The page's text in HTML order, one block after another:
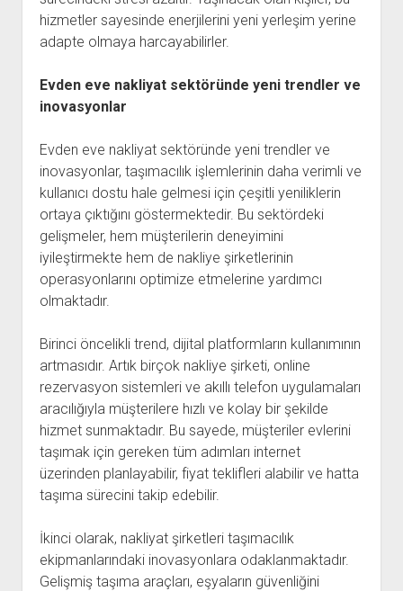
hizmetler sayesinde enerjilerini yeni yerleşim yerine
adapte olmaya harcayabilirler.
Evden eve nakliyat sektöründe yeni trendler ve
inovasyonlar
Evden eve nakliyat sektöründe yeni trendler ve
inovasyonlar, taşımacılık işlemlerinin daha verimli ve
kullanıcı dostu hale gelmesi için çeşitli yeniliklerin
ortaya çıktığını göstermektedir. Bu sektördeki
gelişmeler, hem müşterilerin deneyimini
iyileştirmekte hem de nakliye şirketlerinin
operasyonlarını optimize etmelerine yardımcı
olmaktadır.
Birinci öncelikli trend, dijital platformların kullanımının
artmasıdır. Artık birçok nakliye şirketi, online
rezervasyon sistemleri ve akıllı telefon uygulamaları
aracılığıyla müşterilere hızlı ve kolay bir şekilde
hizmet sunmaktadır. Bu sayede, müşteriler evlerini
taşımak için gereken tüm adımları internet
üzerinden planlayabilir, fiyat teklifleri alabilir ve hatta
taşıma sürecini takip edebilir.
İkinci olarak, nakliyat şirketleri taşımacılık
ekipmanlarındaki inovasyonlara odaklanmaktadır.
Gelişmiş taşıma araçları, eşyaların güvenliğini